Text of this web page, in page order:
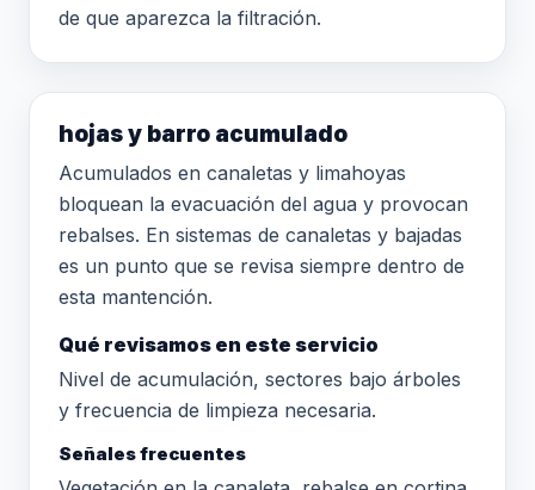
de que aparezca la filtración.
hojas y barro acumulado
Acumulados en canaletas y limahoyas
bloquean la evacuación del agua y provocan
rebalses. En sistemas de canaletas y bajadas
es un punto que se revisa siempre dentro de
esta mantención.
Qué revisamos en este servicio
Nivel de acumulación, sectores bajo árboles
y frecuencia de limpieza necesaria.
Señales frecuentes